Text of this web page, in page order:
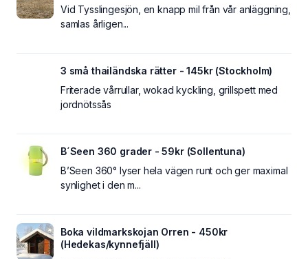
Vid Tysslingesjön, en knapp mil från vår anläggning,
samlas årligen...
3 små thailändska rätter - 145kr (Stockholm)
Friterade vårrullar, wokad kyckling, grillspett med
jordnötssås
B´Seen 360 grader - 59kr (Sollentuna)
B’Seen 360° lyser hela vägen runt och ger maximal
synlighet i den m...
Boka vildmarkskojan Orren - 450kr
(Hedekas/kynnefjäll)